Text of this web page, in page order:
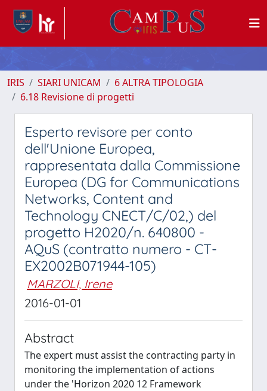
IRIS SIARI UNICAM
6 ALTRA TIPOLOGIA
6.18 Revisione di progetti
Esperto revisore per conto
dell'Unione Europea,
rappresentata dalla Commissione
Europea (DG for Communications
Networks, Content and
Technology CNECT/C/02,) del
progetto H2020/n. 640800 -
AQuS (contratto numero - CT-
EX2002B071944-105)
MARZOLI, Irene
2016-01-01
Abstract
The expert must assist the contracting party in
monitoring the implementation of actions
under the 'Horizon 2020 12 Framework